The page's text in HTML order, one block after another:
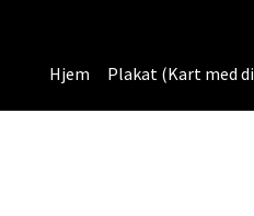
Hjem Plakat (Kart med